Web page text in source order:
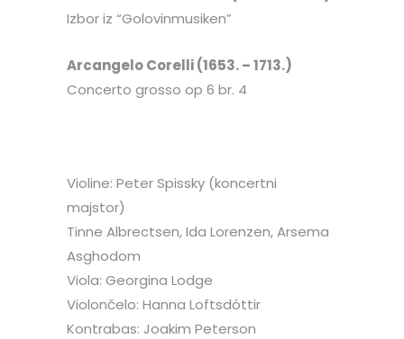
Izbor iz “Golovinmusiken”
Arcangelo Corelli (1653. – 1713.)
Concerto grosso op 6 br. 4
Violine: Peter Spissky (koncertni
majstor)
Tinne Albrectsen, Ida Lorenzen, Arsema
Asghodom
Viola: Georgina Lodge
Violončelo: Hanna Loftsdóttir
Kontrabas: Joakim Peterson